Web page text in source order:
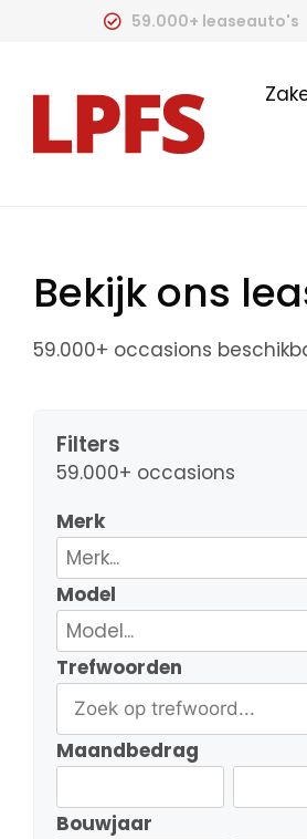
59.000+ leaseauto's
Bekijk ons
59.000+ occasions
Filters
59.000+ occasions
Merk
Model
Trefwoorden
Maandbedrag
Bouwjaar